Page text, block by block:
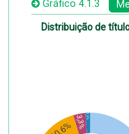
Gráfico 4.1.3
Distribuição de
3,3%1,3%